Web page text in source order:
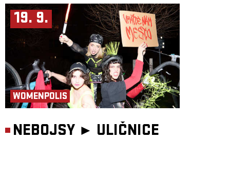
19. 9.
WOMENPOLIS
NEBOJSY ► ULIČNICE